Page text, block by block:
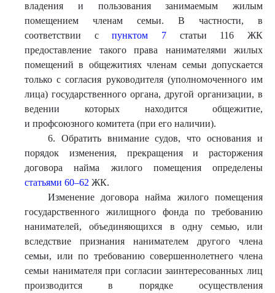
владения и пользования занимаемым жилым
помещением членам семьи. В частности, в
соответствии спунктом 7 статьи 116 ЖК
предоставление такого права нанимателями жилых
помещений в общежитиях членам семьи допускается
только с согласия руководителя (уполномоченного им
лица) государственного органа, другой организации, в
ведении которых находится общежитие,
и профсоюзного комитета (при его наличии).
6. Обратить внимание судов, что основания и
порядок изменения, прекращения и расторжения
договора найма жилого помещения определены
статьями 60–62 ЖК.
Изменение договора найма жилого помещения
государственного жилищного фонда по требованию
нанимателей, объединяющихся в одну семью, или
вследствие признания нанимателем другого члена
семьи, или по требованию совершеннолетнего члена
семьи нанимателя при согласии заинтересованных лиц
производится в порядке осуществления